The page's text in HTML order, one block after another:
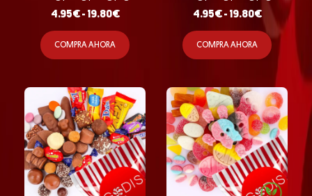
4.95€- 19.80€
COMPRA AHORA
4.95€- 19.80€
COMPRA AHORA